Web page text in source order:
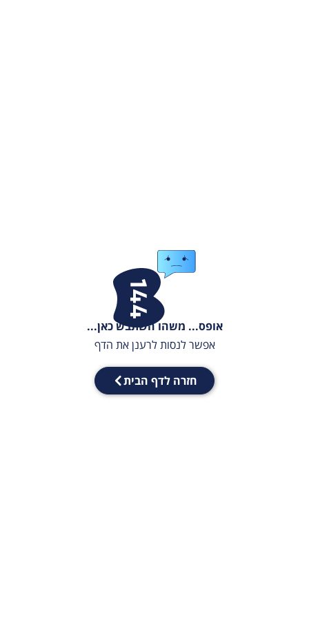
אופס... משהו השתבש כאן...
אפשר לנסות לרענן את הדף
חזרה לדף הבית